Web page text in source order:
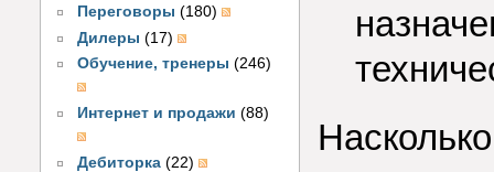
Переговоры (180)
Дилеры (17)
Обучение, тренеры (246)
Интернет и продажи (88)
Дебиторка (22)